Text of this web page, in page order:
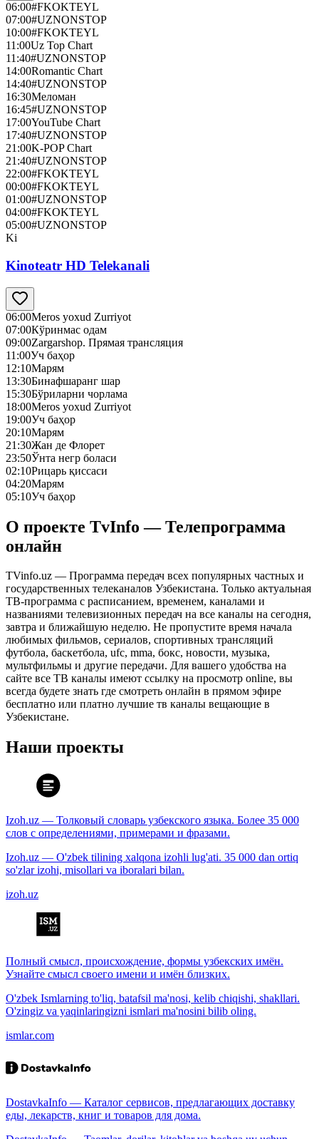
06:00#FKOKTEYL
07:00#UZNONSTOP
10:00#FKOKTEYL
11:00Uz Top Chart
11:40#UZNONSTOP
14:00Romantic Chart
14:40#UZNONSTOP
16:30Меломан
16:45#UZNONSTOP
17:00YouTube Chart
17:40#UZNONSTOP
21:00K-POP Chart
21:40#UZNONSTOP
22:00#FKOKTEYL
00:00#FKOKTEYL
01:00#UZNONSTOP
04:00#FKOKTEYL
05:00#UZNONSTOP
Ki
Kinoteatr HD Telekanali
06:00Meros yoxud Zurriyot
07:00Кўринмас одам
09:00Zargarshop. Прямая трансляция
11:00Уч баҳор
12:10Марям
13:30Бинафшаранг шар
15:30Бўриларни чорлама
18:00Meros yoxud Zurriyot
19:00Уч баҳор
20:10Марям
21:30Жан де Флорет
23:50Ўнта негр боласи
02:10Рицарь қиссаси
04:20Марям
05:10Уч баҳор
О проекте TvInfo — Телепрограмма
онлайн
TVinfo.uz — Программа передач всех популярных частных и
государственных телеканалов Узбекистана. Только актуальная
ТВ-программа с расписанием, временем, каналами и
названиями телевизионных передач на все каналы на сегодня,
завтра и ближайшую неделю. Не пропустите время начала
любимых фильмов, сериалов, спортивных трансляций
футбола, баскетбола, ufc, mma, бокс, новости, музыка,
мультфильмы и другие передачи. Для вашего удобства на
сайте все ТВ каналы имеют ссылку на просмотр online, вы
всегда будете знать где смотреть онлайн в прямом эфире
бесплатно или платно лучшие тв каналы вещающие в
Узбекистане.
Наши проекты
Izoh.uz — Толковый словарь узбекского языка. Более 35 000
слов с определениями, примерами и фразами.
Izoh.uz — O'zbek tilining xalqona izohli lug'ati. 35 000 dan ortiq
so'zlar izohi, misollari va iboralari bilan.
izoh.uz
Полный смысл, происхождение, формы узбекских имён.
Узнайте смысл своего имени и имён близких.
O'zbek Ismlarning to'liq, batafsil ma'nosi, kelib chiqishi, shakllari.
O'zingiz va yaqinlaringizni ismlari ma'nosini bilib oling.
ismlar.com
DostavkaInfo — Каталог сервисов, предлагающих доставку
еды, лекарств, книг и товаров для дома.